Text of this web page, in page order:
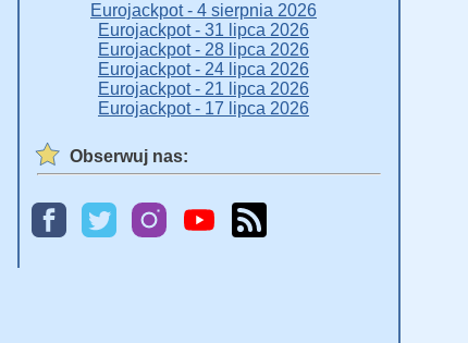
Eurojackpot - 4 sierpnia 2026
Eurojackpot - 31 lipca 2026
Eurojackpot - 28 lipca 2026
Eurojackpot - 24 lipca 2026
Eurojackpot - 21 lipca 2026
Eurojackpot - 17 lipca 2026
Obserwuj nas: